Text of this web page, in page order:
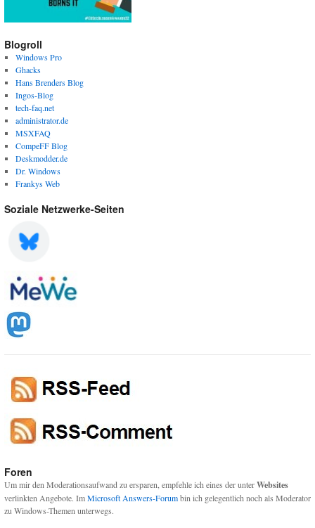
Blogroll
Windows Pro
Ghacks
Hans Brenders Blog
Ingos-Blog
tech-faq.net
administrator.de
MSXFAQ
CompeFF Blog
Deskmodder.de
Dr. Windows
Frankys Web
Soziale Netzwerke-Seiten
Foren
Um mir den Moderationsaufwand zu ersparen, empfehle ich eines der unterWebsites
verlinkten Angebote. ImMicrosoft Answers-Forumbin ich gelegentlich noch als Moderator
zu Windows-Themen unterwegs.